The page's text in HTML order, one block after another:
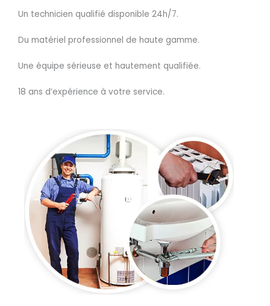
Un technicien qualifié disponible 24h/7.
Du matériel professionnel de haute gamme.
Une équipe sérieuse et hautement qualifiée.
18 ans d’expérience à votre service.